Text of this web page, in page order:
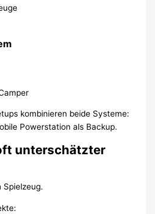
kombinieren beide Systeme:
Powerstation als Backup.
unterschätzter
Spielzeug.